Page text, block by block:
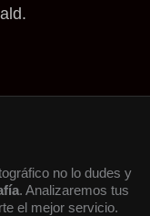
no lo dudes y
. Analizaremos tus
el mejor servicio.